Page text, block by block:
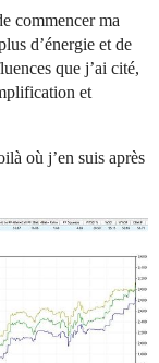
commencer ma
d’énergie et de
que j’ai cité,
et
où j’en suis après